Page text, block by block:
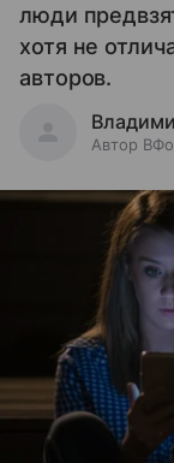
люди
хотя не
авторов.
Автор